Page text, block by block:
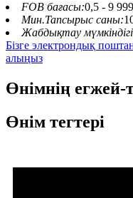
FOB бағасы:0,5 - 9
Мин.Тапсырыс саны:
Жабдықтау
Бізге электрондық
алыңыз
Өнімнің егжей-
Өнім тегтері